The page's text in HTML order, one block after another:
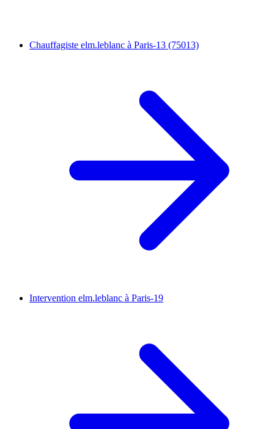
Chauffagiste elm.leblanc à Paris-13 (75013)
Intervention elm.leblanc à Paris-19